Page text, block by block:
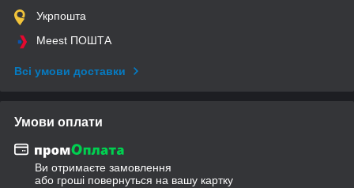
Укрпошта
Meest ПОШТА
Всі умови доставки
Умови оплати
Ви отримаєте замовлення
або гроші повернуться на вашу картку